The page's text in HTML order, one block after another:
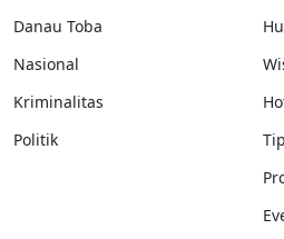
Danau Toba
Nasional
Kriminalitas
Politik